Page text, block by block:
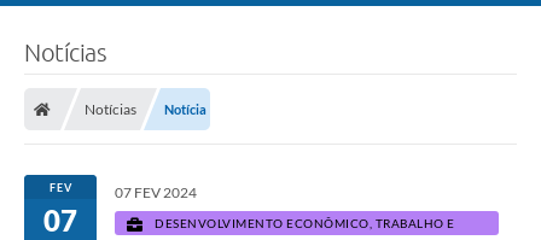
Portal da Transparência
Turismo
Notícias
Notícias Notícia
FEV
07
07 FEV 2024
DESENVOLVIMENTO ECONÔMICO, TRABALHO E